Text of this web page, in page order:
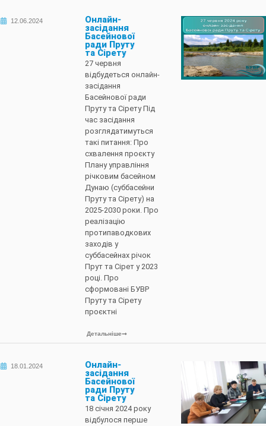
12.06.2024
Онлайн-
засідання
Басейнової
ради Пруту
та Сірету
27 червня
відбудеться онлайн-
засідання
Басейнової ради
Пруту та Сірету Під
час засідання
розглядатимуться
такі питання: Про
схвалення проєкту
Плану управління
річковим басейном
Дунаю (суббасейни
Пруту та Сірету) на
2025-2030 роки. Про
реалізацію
протипаводкових
заходів у
суббасейнах річок
Прут та Сірет у 2023
році. Про
сформовані БУВР
Пруту та Сірету
проєктні
Детальніше
18.01.2024
Онлайн-
засідання
Басейнової
ради Пруту
та Сірету
18 січня 2024 року
відбулося перше